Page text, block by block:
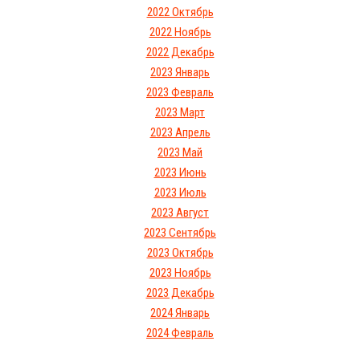
2022 Октябрь
2022 Ноябрь
2022 Декабрь
2023 Январь
2023 Февраль
2023 Март
2023 Апрель
2023 Май
2023 Июнь
2023 Июль
2023 Август
2023 Сентябрь
2023 Октябрь
2023 Ноябрь
2023 Декабрь
2024 Январь
2024 Февраль